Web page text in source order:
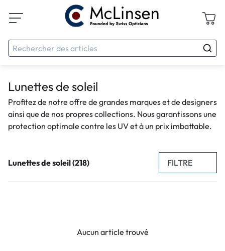
Lunettes de soleil
Profitez de notre offre de grandes marques et de designers
ainsi que de nos propres collections. Nous garantissons une
protection optimale contre les UV et à un prix imbattable.
Lunettes de soleil (218) FILTRE
Aucun article trouvé